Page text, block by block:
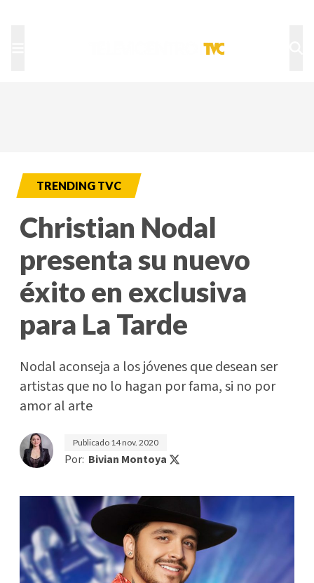
TRENDING TVC
Christian Nodal
presenta su nuevo
éxito en exclusiva
para La Tarde
Nodal aconseja a los jóvenes que desean ser
artistas que no lo hagan por fama, si no por
amor al arte
Publicado 14 nov. 2020
Por: Bivian Montoya